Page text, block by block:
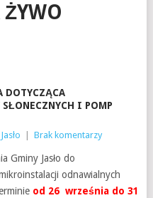
DOTYCZĄCA
I POMP
Brak komentarzy
Gminy Jasło do
odnawialnych
od 26 września do 31